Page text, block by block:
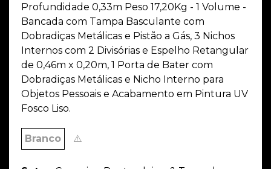
Profundidade 0,33m Peso 17,20Kg - 1 Volume -
Bancada com Tampa Basculante com
Dobradiças Metálicas e Pistão a Gás, 3 Nichos
Internos com 2 Divisórias e Espelho Retangular
de 0,46m x 0,20m, 1 Porta de Bater com
Dobradiças Metálicas e Nicho Interno para
Objetos Pessoais e Acabamento em Pintura UV
Fosco Liso.
Branco ⚠️